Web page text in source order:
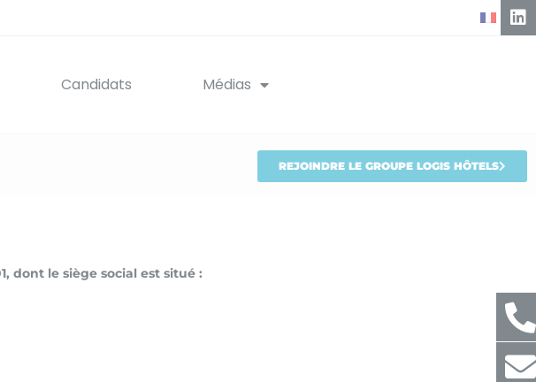
Candidats Médias
REJOINDRE LE GROUPE LOGIS HÔTELS
dont le siège social est situé :